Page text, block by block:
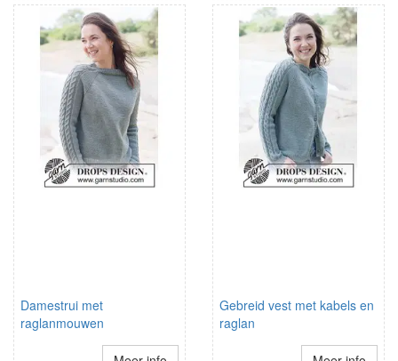
Damestrui met
raglanmouwen
Gebreid vest met kabels en
raglan